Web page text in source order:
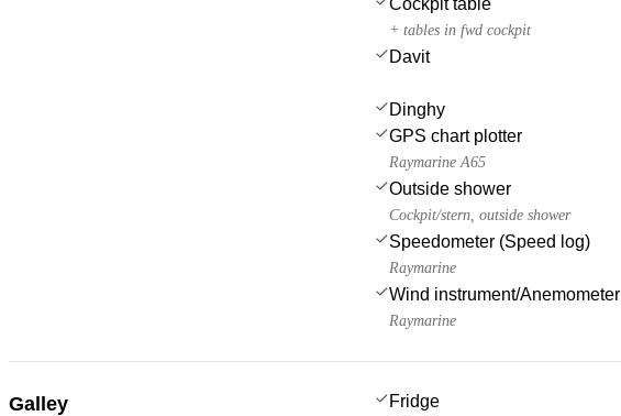
+ tables in fwd cockpit
Davit
Dinghy
GPS chart plotter
Raymarine A65
Outside shower
Cockpit/stern, outside shower
Speedometer (Speed log)
Raymarine
Wind instrument/Anemometer
Raymarine
Galley Fridge